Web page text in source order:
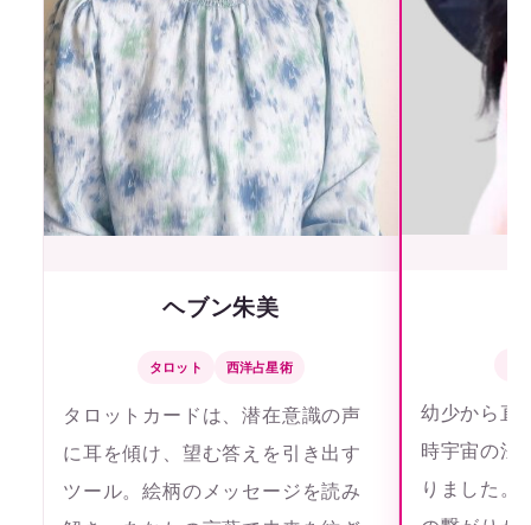
ヘブン朱美
タロット 西洋占星術
タロットカードは、潜在意識の声
に耳を傾け、望む答えを引き出す
ツール。絵柄のメッセージを読み
幼少から直
時宇宙の法
りました。